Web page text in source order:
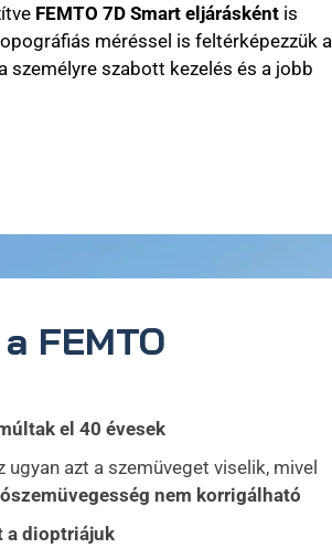
FEMTO 7D Smart eljárásként is
méréssel is feltérképezzük a
személyre szabott kezelés és a jobb
FEMTO
el 40 évesek
azt a szemüveget viselik, mivel
nem korrigálható
a dioptriájuk